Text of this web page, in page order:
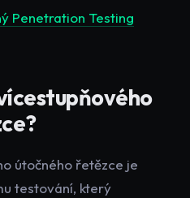
Penetration Testing
útočného řetězce je
testování, který